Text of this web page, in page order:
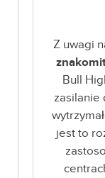
Z uwagi
Bull
jest to